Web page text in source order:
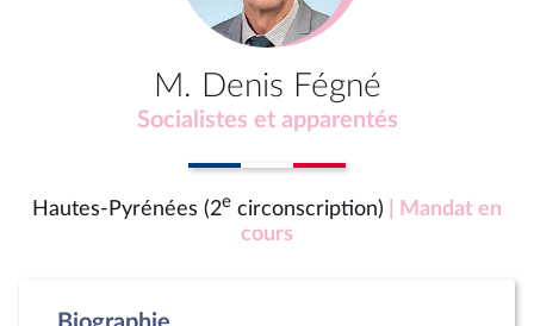
M. Denis Fégné
Socialistes et apparentés
Hautes-Pyrénées (2e circonscription)
| Mandat en
cours